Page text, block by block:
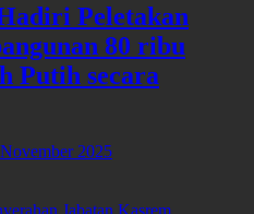
Peletakan
80 ribu
Putih secara
2025